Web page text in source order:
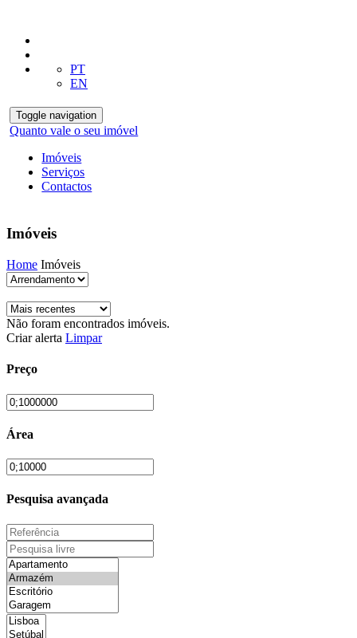
PT
EN
Toggle navigation
Quanto vale o seu imóvel
Imóveis
Serviços
Contactos
Imóveis
Home Imóveis
Não foram encontrados imóveis.
Criar alerta Limpar
Preço
Área
Pesquisa avançada